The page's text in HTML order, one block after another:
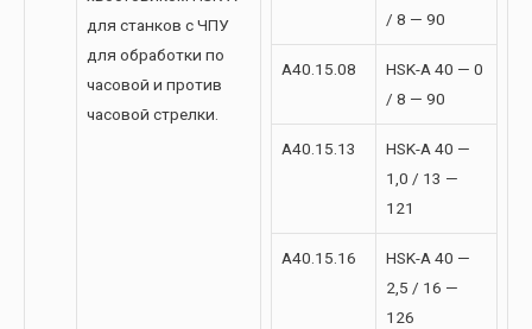
для станков с ЧПУ
для обработки по
часовой и против
часовой стрелки.
/ 8 — 90
A40.15.08
HSK-A 40 — 0
/ 8 — 90
A40.15.13
HSK-A 40 —
1,0 / 13 —
121
A40.15.16
HSK-A 40 —
2,5 / 16 —
126